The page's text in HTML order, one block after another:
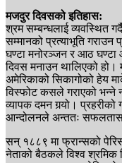
मजदुर दिवसको इतिहास:
श्रम सम्बन्धलाई व्यवस्थित
सम्मानको प्रत्याभूति
घण्टा मनोरञ्जन र आठ घण्टा
दिवस मनाउन थालिएको
अमेरिकाको सिकागोको हेय
विस्फोट कसले गराएको भन्ने
व्यापक दमन गर्‍यो।
आन्दोलनले अन्ततः
सन् १८८९ मा फ्रान्सको
नेताको बैठकले विश्व श्रमिक